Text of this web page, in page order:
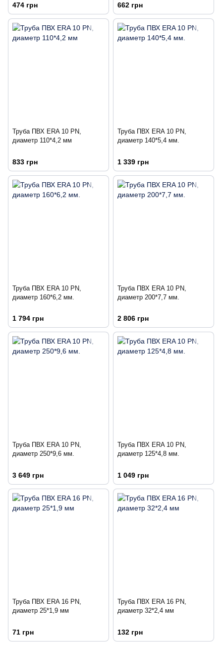
474 грн 662 грн
Труба ПВХ ERA 10 PN,
диаметр 110*4,2 мм
833 грн
Труба ПВХ ERA 10 PN,
диаметр 140*5,4 мм.
1 339 грн
Труба ПВХ ERA 10 PN,
диаметр 160*6,2 мм.
1 794 грн
Труба ПВХ ERA 10 PN,
диаметр 200*7,7 мм.
2 806 грн
Труба ПВХ ERA 10 PN,
диаметр 250*9,6 мм.
3 649 грн
Труба ПВХ ERA 10 PN,
диаметр 125*4,8 мм.
1 049 грн
Труба ПВХ ERA 16 PN,
диаметр 25*1,9 мм
71 грн
Труба ПВХ ERA 16 PN,
диаметр 32*2,4 мм
132 грн